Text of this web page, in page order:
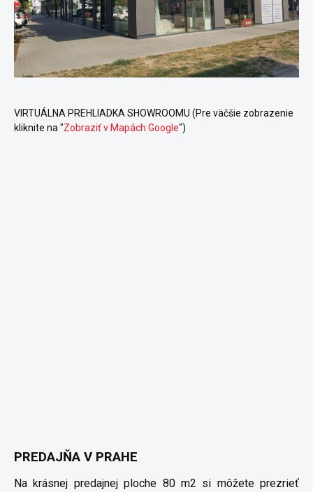
VIRTUÁLNA PREHLIADKA SHOWROOMU (Pre väčšie zobrazenie
kliknite na "Zobraziť v Mapách Google")
PREDAJŇA V PRAHE
Na krásnej predajnej ploche 80 m2 si môžete prezrieť